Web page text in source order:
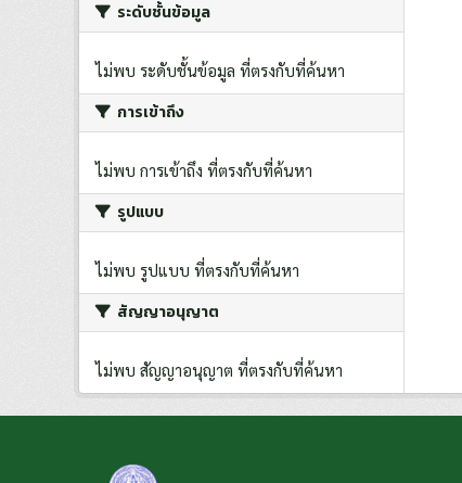
ระดับชั้นข้อมูล
ไม่พบ ระดับชั้นข้อมูล ที่ตรงกับที่ค้นหา
การเข้าถึง
ไม่พบ การเข้าถึง ที่ตรงกับที่ค้นหา
รูปแบบ
ไม่พบ รูปแบบ ที่ตรงกับที่ค้นหา
สัญญาอนุญาต
ไม่พบ สัญญาอนุญาต ที่ตรงกับที่ค้นหา